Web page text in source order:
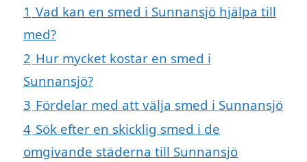
1 Vad kan en smed i Sunnansjö hjälpa till
med?
2 Hur mycket kostar en smed i
Sunnansjö?
3 Fördelar med att välja smed i Sunnansjö
4 Sök efter en skicklig smed i de
omgivande städerna till Sunnansjö